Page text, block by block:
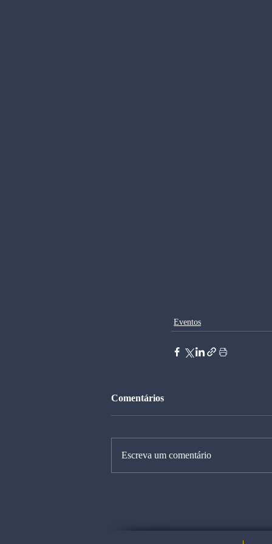
Eventos
Comentários
Escreva um comentário